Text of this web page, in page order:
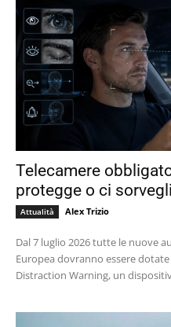
Telecamere
protegge o ci
Attualità Alex Trizio
Dal 7 luglio 2026 tutte le nuove
Europea dovranno essere
Distraction Warning, un